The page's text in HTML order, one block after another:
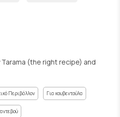
(the right recipe) and
Περιβάλλον Για κουβεντούλα